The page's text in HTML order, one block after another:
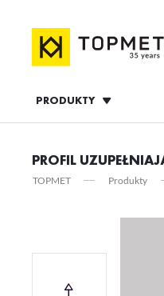
PRODUKTY
PROFIL
TOPMET Produkty